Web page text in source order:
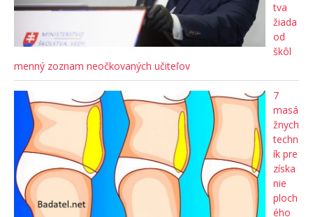
tva
žiada
od
škôl
menný zoznam neočkovaných učiteľov
7
masá
žnych
techn
ík pre
získa
nie
ploch
ého